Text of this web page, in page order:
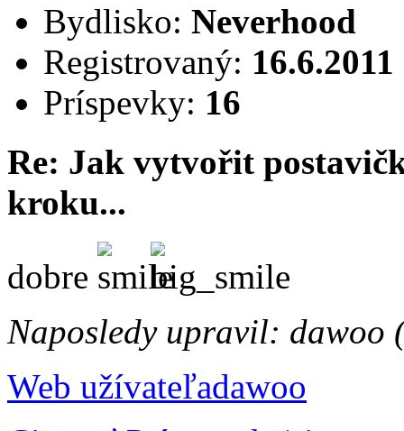
Bydlisko: Neverhood
Registrovaný: 16.6.2011
Príspevky: 16
Re: Jak vytvořit
kroku...
dobre
Naposledy upravil: dawoo
Web užívateľadawoo